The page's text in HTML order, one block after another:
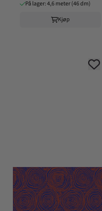
På lager: 4,6 meter (46 dm)
Kjøp